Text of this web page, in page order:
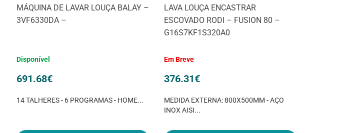
MÁQUINA DE LAVAR LOUÇA BALAY –
3VF6330DA –
Disponível
691.68€
14 TALHERES - 6 PROGRAMAS - HOME...
LAVA LOUÇA ENCASTRAR
ESCOVADO RODI – FUSION 80 –
G16S7KF1S320A0
Em Breve
376.31€
MEDIDA EXTERNA: 800X500MM - AÇO
INOX AISI...